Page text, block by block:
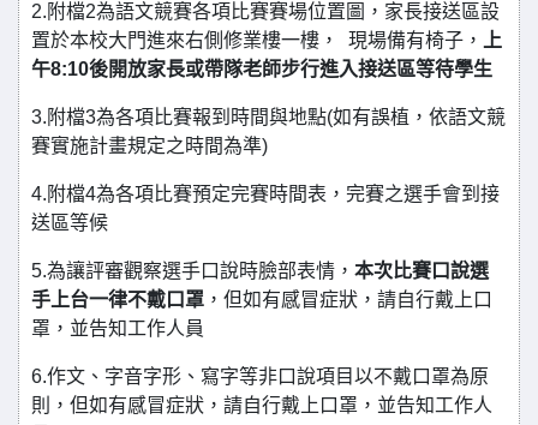
2.附檔2為語文競賽各項比賽賽場位置圖，家長接送區設
置於本校大門進來右側修業樓一樓， 現場備有椅子，
上
午8:10後開放家長或帶隊老師步行進入接送區等待學生
3.附檔3為各項比賽報到時間與地點(如有誤植，依語文競
賽實施計畫規定之時間為準)
4.附檔4為各項比賽預定完賽時間表，完賽之選手會到接
送區等候
5.為讓評審觀察選手口說時臉部表情， 本次比賽口說選
手上台一律不戴口罩 ，但如有感冒症狀，請自行戴上口
罩，並告知工作人員
6.作文、字音字形、寫字等非口說項目以不戴口罩為原
則，但如有感冒症狀，請自行戴上口罩，並告知工作人